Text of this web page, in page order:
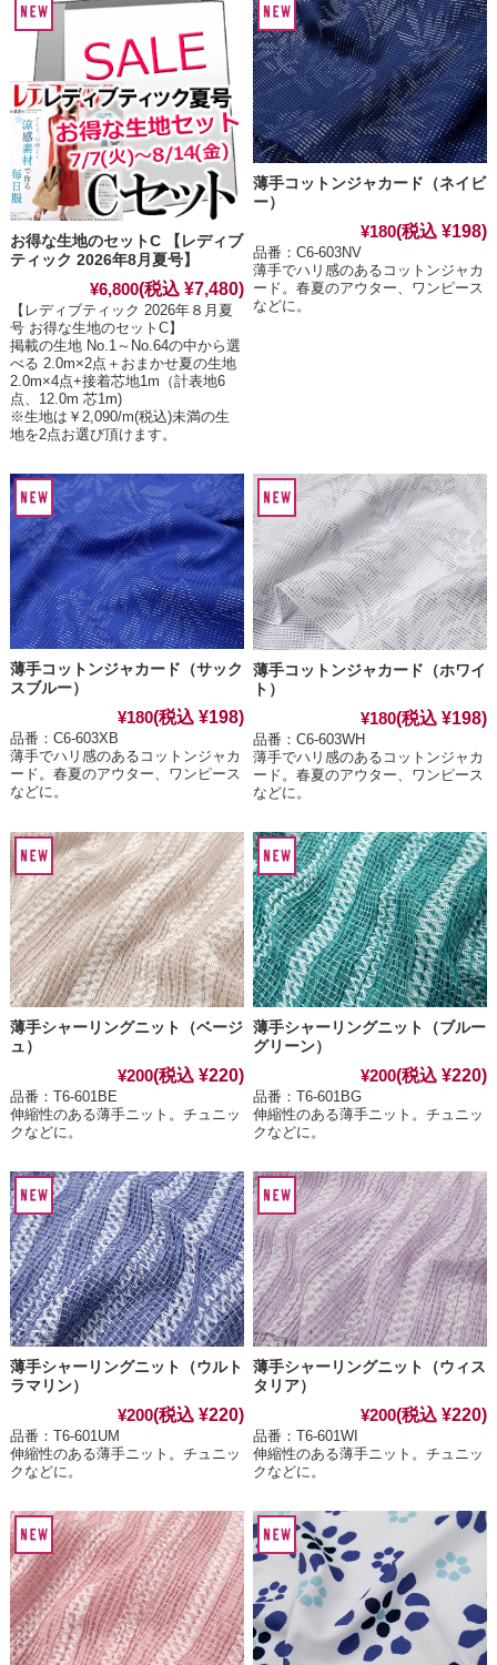
お得な生地のセットC 【レディブ
ティック 2026年8月夏号】
¥6,800(税込 ¥7,480)
【レディブティック 2026年８月夏
号 お得な生地のセットC】
掲載の生地 No.1～No.64の中から選
べる 2.0m×2点＋おまかせ夏の生地
2.0m×4点+接着芯地1m（計表地6
点、12.0m 芯1m)
※生地は￥2,090/m(税込)未満の生
地を2点お選び頂けます。
薄手コットンジャカード（ネイビ
ー）
¥180(税込 ¥198)
品番：C6-603NV
薄手でハリ感のあるコットンジャカ
ード。春夏のアウター、ワンピース
などに。
薄手コットンジャカード（サック
スブルー）
¥180(税込 ¥198)
品番：C6-603XB
薄手でハリ感のあるコットンジャカ
ード。春夏のアウター、ワンピース
などに。
薄手コットンジャカード（ホワイ
ト）
¥180(税込 ¥198)
品番：C6-603WH
薄手でハリ感のあるコットンジャカ
ード。春夏のアウター、ワンピース
などに。
薄手シャーリングニット（ベージ
ュ）
¥200(税込 ¥220)
品番：T6-601BE
伸縮性のある薄手ニット。チュニッ
クなどに。
薄手シャーリングニット（ブルー
グリーン）
¥200(税込 ¥220)
品番：T6-601BG
伸縮性のある薄手ニット。チュニッ
クなどに。
薄手シャーリングニット（ウルト
ラマリン）
¥200(税込 ¥220)
品番：T6-601UM
伸縮性のある薄手ニット。チュニッ
クなどに。
薄手シャーリングニット（ウィス
タリア）
¥200(税込 ¥220)
品番：T6-601WI
伸縮性のある薄手ニット。チュニッ
クなどに。